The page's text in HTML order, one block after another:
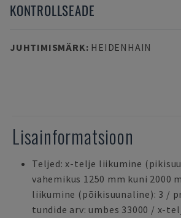
KONTROLLSEADE
JUHTIMISMÄRK: HEIDENHAIN
Lisainformatsioon
Teljed: x-telje liikumine
vahemikus 1250 mm kuni 2000
liikumine (põikisuunaline): 3 /
tundide arv: umbes 33000 / x-